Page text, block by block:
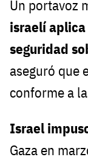
Un portavoz
israelí
seguridad
aseguró que
conforme a
Israel
Gaza en